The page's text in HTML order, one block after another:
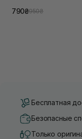
790₴950₴
Бесплатная
Безопасные
Только